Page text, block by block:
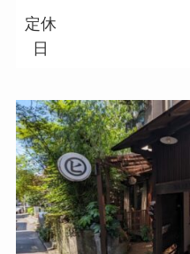
定休
日